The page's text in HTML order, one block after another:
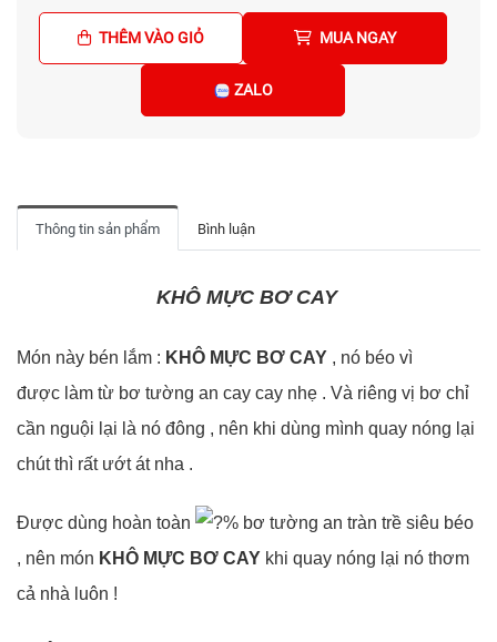
THÊM VÀO GIỎ MUA NGAY
ZALO
Thông tin sản phẩm Bình luận
KHÔ MỰC BƠ CAY
Món này bén lắm : KHÔ MỰC BƠ CAY , nó béo vì
được làm từ bơ tường an cay cay nhẹ . Và riêng vị bơ chỉ
cần nguội lại là nó đông , nên khi dùng mình quay nóng lại
chút thì rất ướt át nha .
Được dùng hoàn toàn
% bơ tường an tràn trề siêu béo
, nên món KHÔ MỰC BƠ CAY khi quay nóng lại nó thơm
cả nhà luôn !